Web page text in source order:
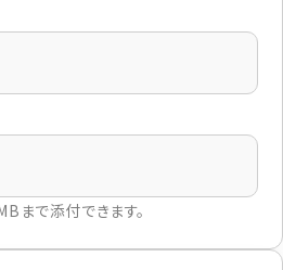
まで添付できます。